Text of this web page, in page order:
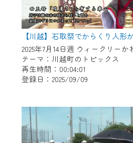
【川越】石取祭でからくり人形
2025年7月14日週 ウィークリー
テーマ：川越町のトピックス
再生時間：00:04:01
登録日：2025/09/09